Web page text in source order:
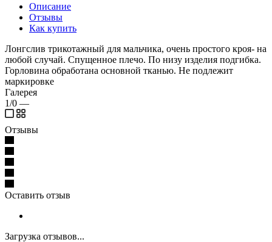
Описание
Отзывы
Как купить
Лонгслив трикотажный для мальчика, очень простого кроя- на
любой случай. Спущенное плечо. По низу изделия подгибка.
Горловина обработана основной тканью. Не подлежит
маркировке
Галерея
1/0 —
Отзывы
Оставить отзыв
Загрузка отзывов...